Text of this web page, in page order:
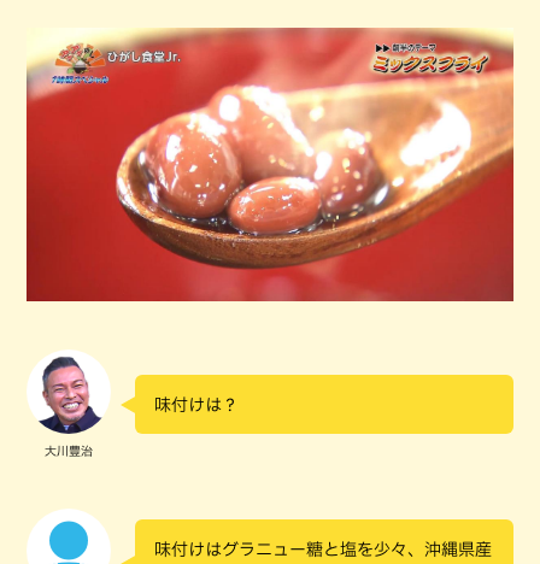
大川豊治
味付けは？
味付けはグラニュー糖と塩を少々、沖縄県産